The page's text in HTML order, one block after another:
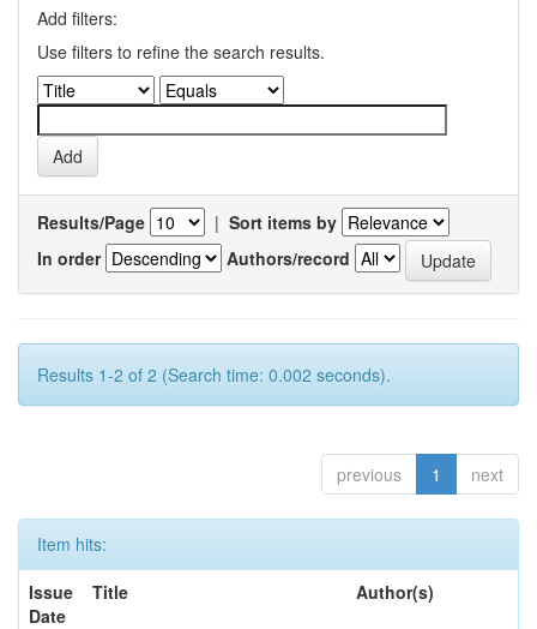
Add filters:
Use filters to refine the search results.
Results/Page | Sort items by
In order
Authors/record
Results 1-2 of 2 (Search time: 0.002 seconds).
previous 1 next
Item hits:
Issue
Date
Title Author(s)